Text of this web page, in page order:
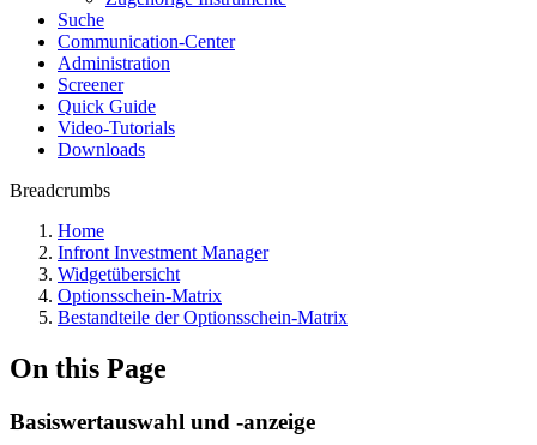
Suche
Communication-Center
Administration
Screener
Quick Guide
Video-Tutorials
Downloads
Breadcrumbs
Home
Infront Investment Manager
Widgetübersicht
Optionsschein-Matrix
Bestandteile der Optionsschein-Matrix
On this Page
Basiswertauswahl und -anzeige